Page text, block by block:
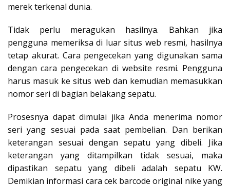
merek terkenal dunia.
Tidak perlu meragukan hasilnya. Bahkan jika
pengguna memeriksa di luar situs web resmi, hasilnya
tetap akurat. Cara pengecekan yang digunakan sama
dengan cara pengecekan di website resmi. Pengguna
harus masuk ke situs web dan kemudian memasukkan
nomor seri di bagian belakang sepatu.
Prosesnya dapat dimulai jika Anda menerima nomor
seri yang sesuai pada saat pembelian. Dan berikan
keterangan sesuai dengan sepatu yang dibeli. Jika
keterangan yang ditampilkan tidak sesuai, maka
dipastikan sepatu yang dibeli adalah sepatu KW.
Demikian informasi cara cek barcode original nike yang